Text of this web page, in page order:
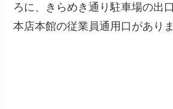
ろに、きらめき通り駐車場の出
本店本館の従業員通用口がありま